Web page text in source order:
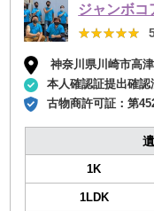
ジャンボコ
★★★★★
★★★★★
神奈川県川崎市高
本人確認証提出確認
古物商許可証：第
1K
1LDK